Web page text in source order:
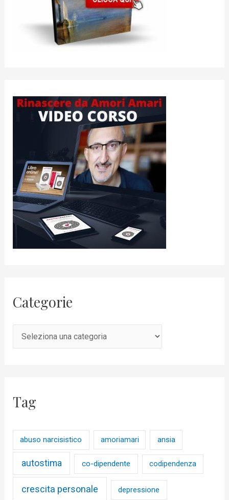
Categorie
Tag
abuso narcisistico amoriamari ansia
autostima co-dipendente codipendenza
crescita personale depressione